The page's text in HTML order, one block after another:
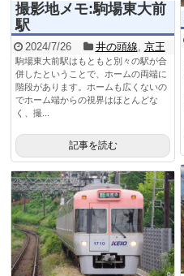
撮影地メモ:駒場東大前
駅
2024/7/26 井の頭線, 京王
駒場東大前駅はもともと別々の駅が合
併したということで、ホームの両端に
階段があります。ホームも広くないの
でホーム端からの視界はほとんどな
く、撮...
記事を読む